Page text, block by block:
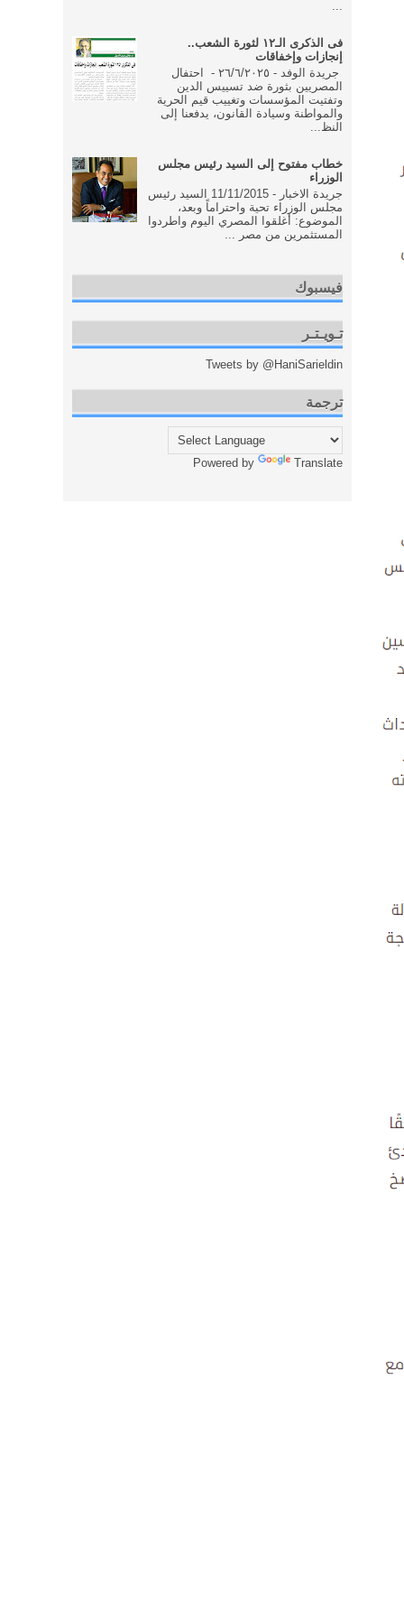
فى الذكرى الـ١٢ لثورة الشعب..
إنجازات وإخفاقات
جريدة الوفد - ٢٦/٦/٢٠٢٥ - احتفال
المصريين بثورة ضد تسييس الدين
وتفتيت المؤسسات وتغييب قيم الحرية
والمواطنة وسيادة القانون، يدفعنا إلى
النظ...
خطاب مفتوح إلى السيد رئيس مجلس
الوزراء
جريدة الاخبار - 11/11/2015 السيد رئيس
مجلس الوزراء تحية واحتراماً وبعد،
الموضوع: أغلقوا المصري اليوم واطردوا
المستثمرين من مصر ...
فيسبوك
تـويـتـر
Tweets by @HaniSarieldin
ترجمة
Powered by Translate